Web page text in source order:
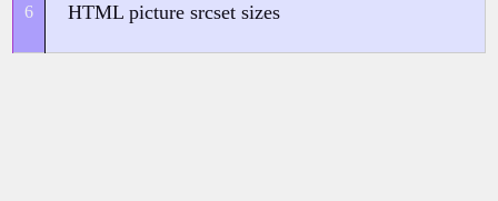
HTML picture srcset sizes